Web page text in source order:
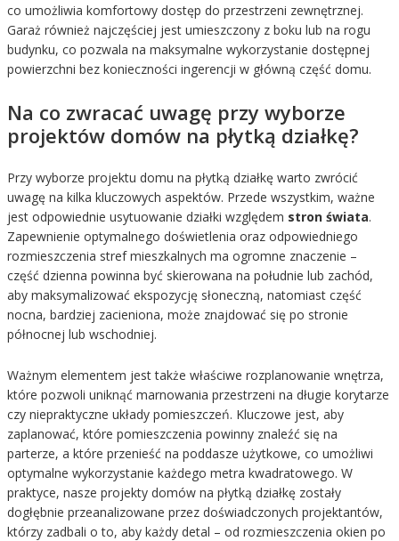
co umożliwia komfortowy dostęp do przestrzeni zewnętrznej.
Garaż również najczęściej jest umieszczony z boku lub na rogu
budynku, co pozwala na maksymalne wykorzystanie dostępnej
powierzchni bez konieczności ingerencji w główną część domu.
Na co zwracać uwagę przy wyborze
projektów domów na płytką działkę?
Przy wyborze projektu domu na płytką działkę warto zwrócić
uwagę na kilka kluczowych aspektów. Przede wszystkim, ważne
jest odpowiednie usytuowanie działki względem stron świata.
Zapewnienie optymalnego doświetlenia oraz odpowiedniego
rozmieszczenia stref mieszkalnych ma ogromne znaczenie –
część dzienna powinna być skierowana na południe lub zachód,
aby maksymalizować ekspozycję słoneczną, natomiast część
nocna, bardziej zacieniona, może znajdować się po stronie
północnej lub wschodniej.
Ważnym elementem jest także właściwe rozplanowanie wnętrza,
które pozwoli uniknąć marnowania przestrzeni na długie korytarze
czy niepraktyczne układy pomieszczeń. Kluczowe jest, aby
zaplanować, które pomieszczenia powinny znaleźć się na
parterze, a które przenieść na poddasze użytkowe, co umożliwi
optymalne wykorzystanie każdego metra kwadratowego. W
praktyce, nasze projekty domów na płytką działkę zostały
dogłębnie przeanalizowane przez doświadczonych projektantów,
którzy zadbali o to, aby każdy detal – od rozmieszczenia okien po